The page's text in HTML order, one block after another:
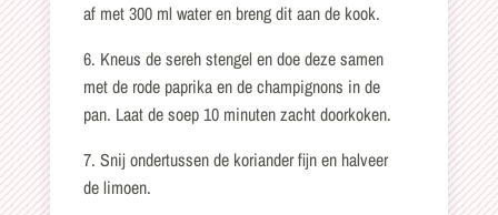
af met 300 ml water en breng dit aan de kook.
6. Kneus de sereh stengel en doe deze samen
met de rode paprika en de champignons in de
pan. Laat de soep 10 minuten zacht doorkoken.
7. Snij ondertussen de koriander fijn en halveer
de limoen.